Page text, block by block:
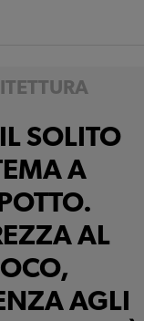
SOLITO
A
AL
AGLI